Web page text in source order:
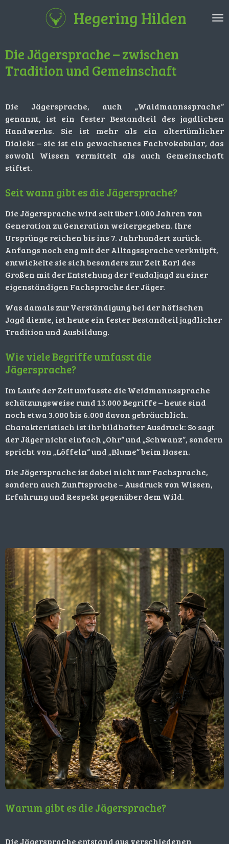
Hauptinhalt
Hegering Hilden
Die Jägersprache – zwischen
Tradition und Gemeinschaft
Die Jägersprache, auch „Waidmannssprache“
genannt, ist ein fester Bestandteil des jagdlichen
Handwerks. Sie ist mehr als ein altertümlicher
Dialekt – sie ist ein gewachsenes Fachvokabular, das
sowohl Wissen vermittelt als auch Gemeinschaft
stiftet.
Seit wann gibt es die Jägersprache?
Die Jägersprache wird seit über 1.000 Jahren von
Generation zu Generation weitergegeben. Ihre
Ursprünge reichen bis ins 7. Jahrhundert zurück.
Anfangs noch eng mit der Alltagssprache verknüpft,
entwickelte sie sich besonders zur Zeit Karl des
Großen mit der Entstehung der Feudaljagd zu einer
eigenständigen Fachsprache der Jäger.
Was damals zur Verständigung bei der höfischen
Jagd diente, ist heute ein fester Bestandteil jagdlicher
Tradition und Ausbildung.
Wie viele Begriffe umfasst die
Jägersprache?
Im Laufe der Zeit umfasste die Weidmannssprache
schätzungsweise rund 13.000 Begriffe – heute sind
noch etwa 3.000 bis 6.000 davon gebräuchlich.
Charakteristisch ist ihr bildhafter Ausdruck: So sagt
der Jäger nicht einfach „Ohr“ und „Schwanz“, sondern
spricht von „Löffeln“ und „Blume“ beim Hasen.
Die Jägersprache ist dabei nicht nur Fachsprache,
sondern auch Zunftsprache – Ausdruck von Wissen,
Erfahrung und Respekt gegenüber dem Wild.
Warum gibt es die Jägersprache?
Die Jägersprache entstand aus verschiedenen